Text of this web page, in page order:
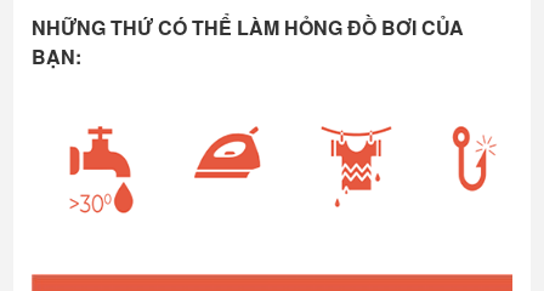
NHỮNG THỨ CÓ THỂ LÀM HỎNG ĐỒ BƠI CỦA
BẠN: